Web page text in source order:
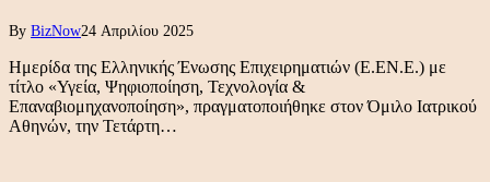
By BizNow24 Απριλίου 2025
Ημερίδα της Ελληνικής Ένωσης Επιχειρηματιών (Ε.ΕΝ.Ε.) με
τίτλο «Υγεία, Ψηφιοποίηση, Τεχνολογία &
Επαναβιομηχανοποίηση», πραγματοποιήθηκε στον Όμιλο Ιατρικού
Αθηνών, την Τετάρτη…